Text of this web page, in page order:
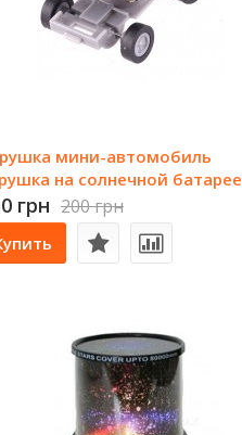
мини-автомобиль
на солнечной батарее
грн 200 грн